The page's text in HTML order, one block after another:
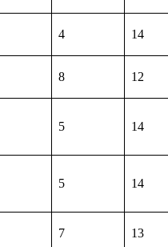
4 14
8 12
5 14
5 14
7 13